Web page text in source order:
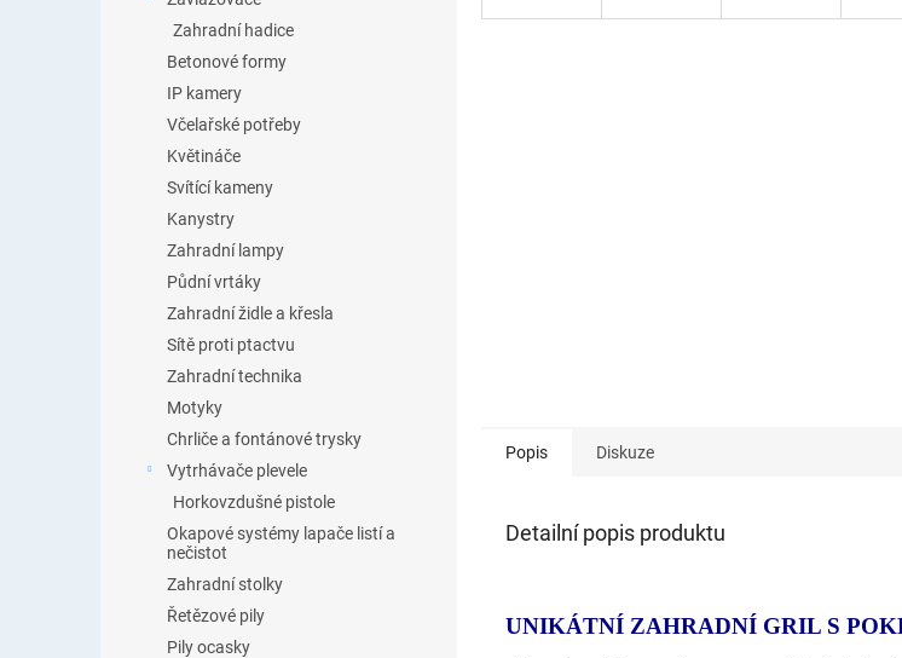
Zahradní hadice
Betonové formy
IP kamery
Včelařské potřeby
Květináče
Svítící kameny
Kanystry
Zahradní lampy
Půdní vrtáky
Zahradní židle a křesla
Sítě proti ptactvu
Zahradní technika
Motyky
Chrliče a fontánové trysky
Vytrhávače plevele
Horkovzdušné pistole
Okapové systémy lapače listí a
nečistot
Zahradní stolky
Řetězové pily
Pily ocasky
Popis Diskuze
Detailní popis produktu
UNIKÁTNÍ ZAHRADNÍ GRIL S